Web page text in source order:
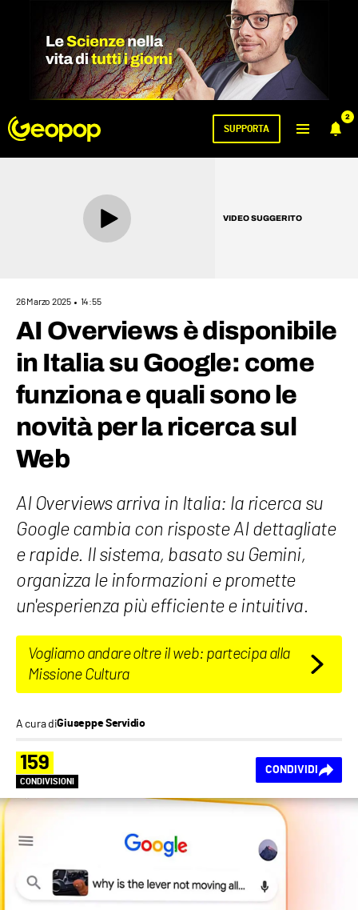
2
SUPPORTA
VIDEO SUGGERITO
26 Marzo 2025 14:55
AI Overviews è disponibile
in Italia su Google: come
funziona e quali sono le
novità per la ricerca sul
Web
AI Overviews arriva in Italia: la ricerca su
Google cambia con risposte AI dettagliate
e rapide. Il sistema, basato su Gemini,
organizza le informazioni e promette
un'esperienza più efficiente e intuitiva.
Vogliamo andare oltre il web: partecipa alla
Missione Cultura
A cura diGiuseppe Servidio
159
CONDIVISIONI
CONDIVIDI